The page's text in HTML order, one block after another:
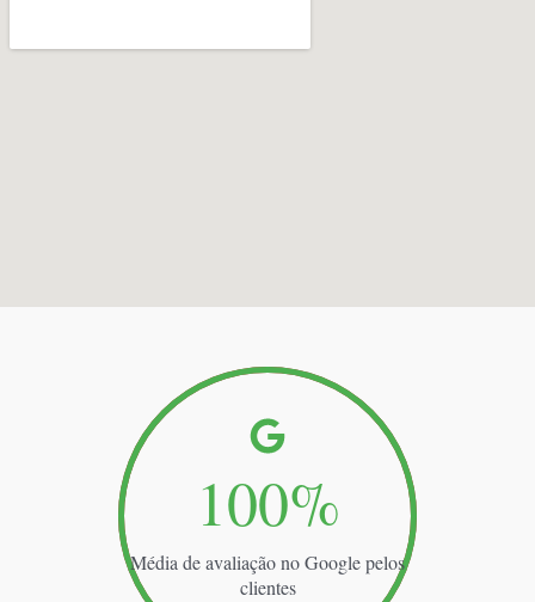
100%
Média de avaliação no Google pelos
clientes